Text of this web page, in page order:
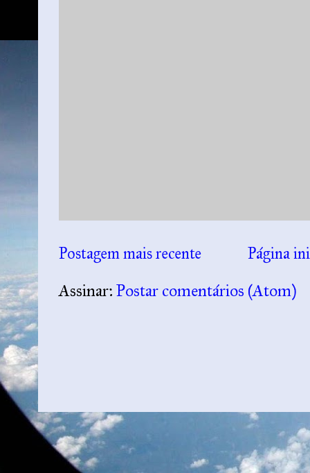
Postagem mais recente Página
Assinar: Postar comentários (Atom)